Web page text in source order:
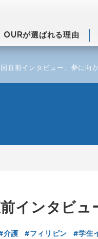
OURが選ばれる理由
国直前インタビュー。夢に向
インタビュ
介護 フィリピン 学生